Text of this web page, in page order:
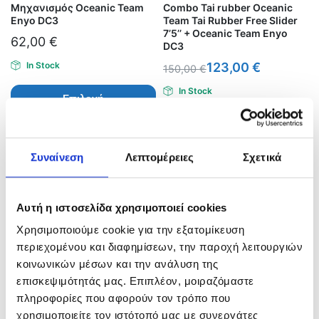
Συναίνεση Λεπτομέρειες Σχετικά
Αυτή η ιστοσελίδα χρησιμοποιεί cookies
Χρησιμοποιούμε cookie για την εξατομίκευση
περιεχομένου και διαφημίσεων, την παροχή λειτουργιών
κοινωνικών μέσων και την ανάλυση της
επισκεψιμότητάς μας. Επιπλέον, μοιραζόμαστε
πληροφορίες που αφορούν τον τρόπο που
χρησιμοποιείτε τον ιστότοπό μας με συνεργάτες
Μηχανισμός Oceanic Team
Enyo DC3
62,00 €
In Stock
Επιλογή
Combo Tai rubber Oceanic
Team Tai Rubber Free Slider
7’5’’ + Oceanic Team Enyo
DC3
150,00€123,00 €
In Stock
Προσθήκη στο καλάθι